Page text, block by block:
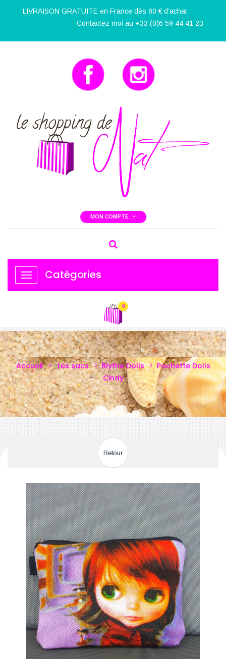
LIVRAISON GRATUITE en France dès 80 € d’achat
Contactez-moi au +33 (0)6 59 44 41 23
MON COMPTE
Basculer
la
Catégories
0
Accueil Les sacs Blythe Dolls
Pochette Dolls
Cindy
Retour